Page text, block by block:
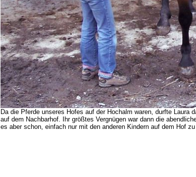
Da die Pferde unseres Hofes auf der Hochalm waren, durfte Laura
auf dem Nachbarhof. Ihr größtes Vergnügen war dann die
es aber schon, einfach nur mit den anderen Kindern auf dem Hof